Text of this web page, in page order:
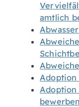
amtlich
Adoption
Adoption
bewerben